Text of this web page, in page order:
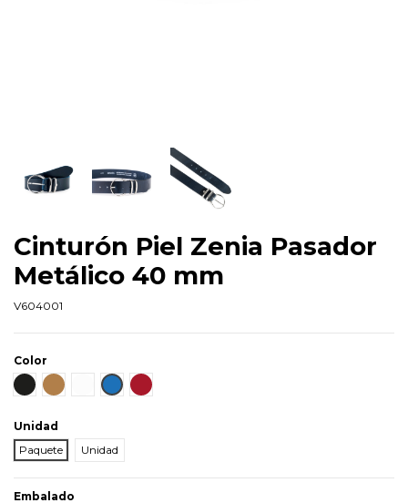
Cinturón Piel Zenia Pasador
Metálico 40 mm
V604001
Color
Negro
Cuero Blanco Azul Burdeos
Unidad
Paquete
Unidad
Embalado